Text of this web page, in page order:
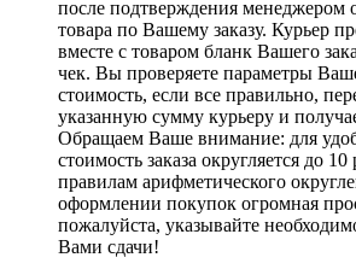
после подтверждения менеджером
товара по Вашему заказу. Курьер
вместе с товаром бланк Вашего
чек. Вы проверяете параметры
стоимость, если все правильно,
указанную сумму курьеру и
Обращаем Ваше внимание: для
стоимость заказа округляется до
правилам арифметического
оформлении покупок огромная
пожалуйста, указывайте
Вами сдачи!